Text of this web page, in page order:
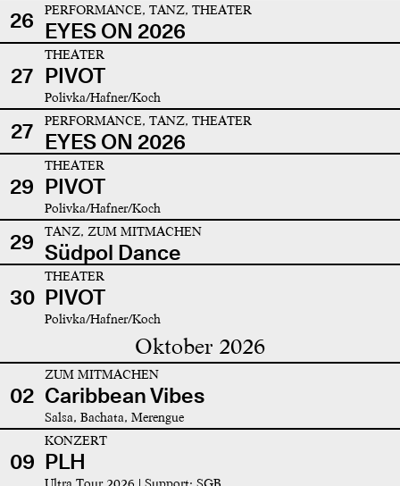
26
PERFORMANCE, TANZ, THEATER
EYES ON 2026
27
THEATER
PIVOT
Polivka/Hafner/Koch
27 PERFORMANCE, TANZ, THEATER
EYES ON 2026
29
THEATER
PIVOT
Polivka/Hafner/Koch
29 TANZ, ZUM MITMACHEN
Südpol Dance
30
THEATER
PIVOT
Polivka/Hafner/Koch
Oktober 2026
02
ZUM MITMACHEN
Caribbean Vibes
Salsa, Bachata, Merengue
09
KONZERT
PLH